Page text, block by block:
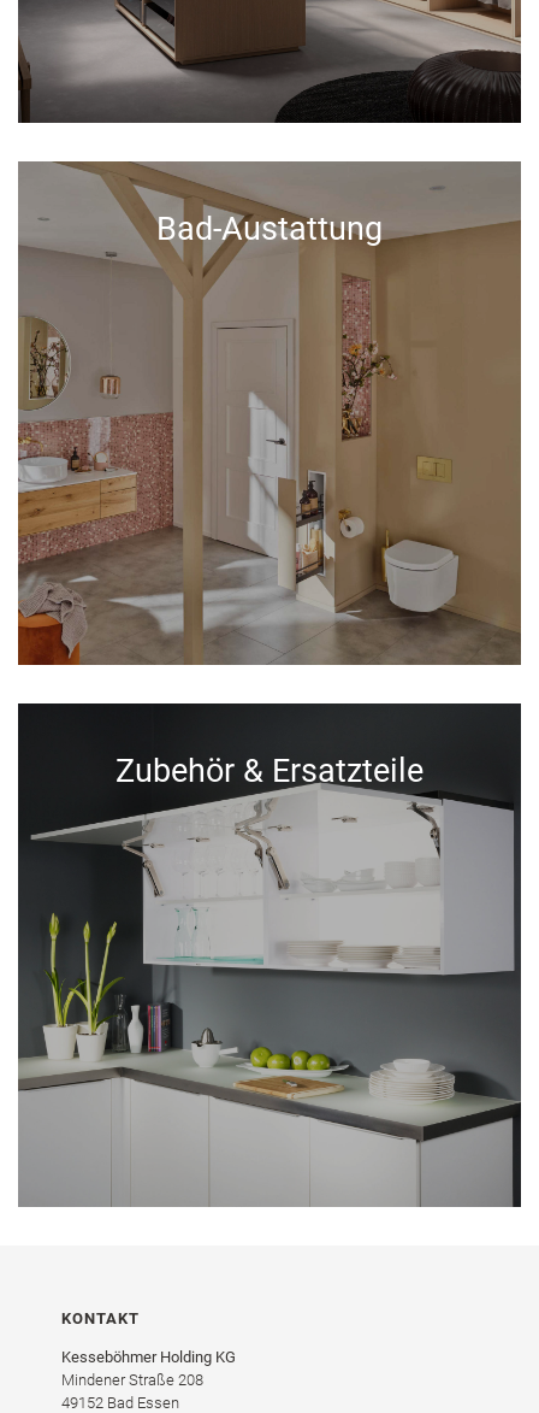
Bad-Austattung
Zubehör & Ersatzteile
KONTAKT
Kesseböhmer Holding KG
Mindener Straße 208
49152 Bad Essen